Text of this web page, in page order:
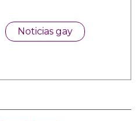
Noticias gay